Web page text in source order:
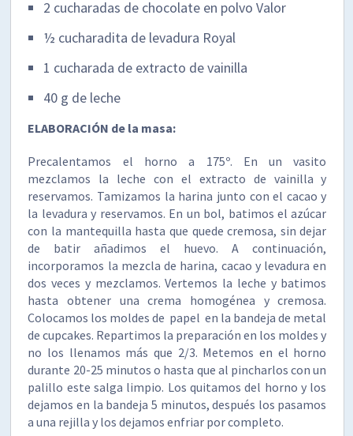
2 cucharadas de chocolate en polvo Valor
½ cucharadita de levadura Royal
1 cucharada de extracto de vainilla
40 g de leche
ELABORACIÓN de la masa:
Precalentamos el horno a 175º. En un vasito
mezclamos la leche con el extracto de vainilla y
reservamos. Tamizamos la harina junto con el cacao y
la levadura y reservamos. En un bol, batimos el azúcar
con la mantequilla hasta que quede cremosa, sin dejar
de batir añadimos el huevo. A continuación,
incorporamos la mezcla de harina, cacao y levadura en
dos veces y mezclamos. Vertemos la leche y batimos
hasta obtener una crema homogénea y cremosa.
Colocamos los moldes de papel en la bandeja de metal
de cupcakes. Repartimos la preparación en los moldes y
no los llenamos más que 2/3. Metemos en el horno
durante 20-25 minutos o hasta que al pincharlos con un
palillo este salga limpio. Los quitamos del horno y los
dejamos en la bandeja 5 minutos, después los pasamos
a una rejilla y los dejamos enfriar por completo.